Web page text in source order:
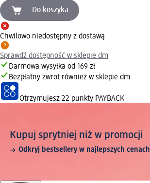
Do koszyka
Chwilowo niedostępny z dostawą
Sprawdź dostępność w sklepie dm
Darmowa wysyłka od 169 zł
Bezpłatny zwrot również w sklepie dm
Otrzymujesz 22 punkty PAYBACK
Kupuj sprytniej niż w promocji
Odkryj bestsellery w najlepszych cenach